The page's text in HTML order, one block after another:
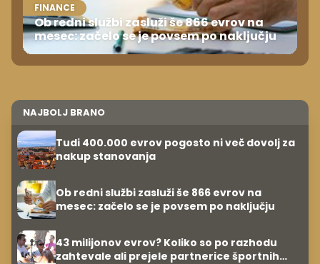
FINANCE
Ob redni službi zasluži še 866 evrov na
mesec: začelo se je povsem po naključju
NAJBOLJ BRANO
Tudi 400.000 evrov pogosto ni več dovolj za
nakup stanovanja
Ob redni službi zasluži še 866 evrov na
mesec: začelo se je povsem po naključju
43 milijonov evrov? Koliko so po razhodu
zahtevale ali prejele partnerice športnih